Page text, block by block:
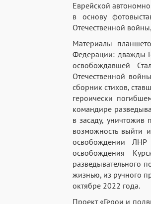
Еврейской
в основу
Отечественной
Материалы
Федерации: дважды
освобождавшей
Отечественной
сборник стихов,
героически
командире
в засаду,
возможность выйти
освобождении ЛНР
освобождения
разведывательного
жизнью, из ручного
октябре 2022 года.
Проект «Герои и